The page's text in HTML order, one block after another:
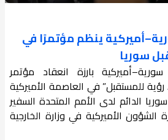
ينظم مؤتمرًا في
سوريا
بارزة انعقاد مؤتمر
للمستقبل” في العاصمة الأميركية
الدائم لدى الأمم المتحدة السفير
الشؤون الأميركية في وزارة الخارجية